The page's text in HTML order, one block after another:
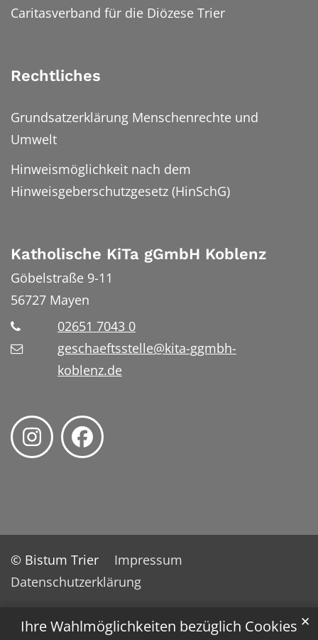
Ihre Wahlmöglichkeiten bezüglich Cookies ✕
Caritasverband für die Diözese Trier
Rechtliches
Grundsatzerklärung Menschenrechte und
Umwelt
Hinweismöglichkeit nach dem
Hinweisgeberschutzgesetz (HinSchG)
Katholische KiTa gGmbH Koblenz
Göbelstraße 9-11
56727 Mayen
02651 7043 0
geschaeftsstelle@kita-ggmbh-
koblenz.de
© Bistum Trier
Impressum
Datenschutzerklärung